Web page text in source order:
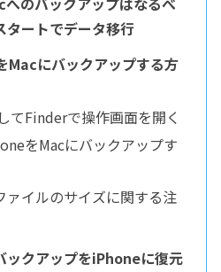
タートでデータ移行
にバックアップする方
てFinderで操作画面を開く
をMacにバックアップす
ァイルのサイズに関する注
クアップをiPhoneに復元